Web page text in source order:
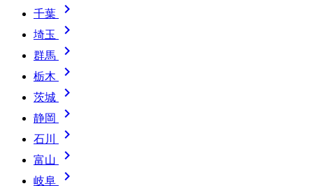
千葉 
埼玉 
群馬 
栃木 
茨城 
静岡 
石川 
富山 
岐阜 